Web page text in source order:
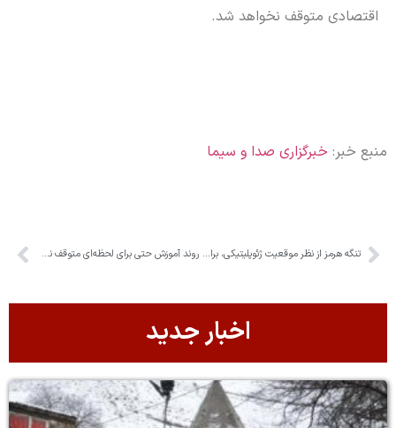
اقتصادی متوقف نخواهد شد.
منبع خبر: خبرگزاری صدا و سیما
تنگه هرمز از نظر موقعیت ژئوپلیتیکی، برای بهره‌برداری اهمیت دارد روند آموزش حتی برای لحظه‌ای متوقف نشد
اخبار جدید